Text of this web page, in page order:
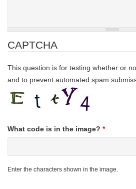
CAPTCHA
This question is for testing whether or
and to prevent automated spam
What code is in the image? *
Enter the characters shown in the image.